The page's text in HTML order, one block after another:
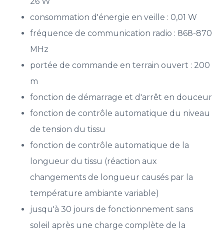
consommation d'énergie en veille : 0,01 W
fréquence de communication radio : 868-870
MHz
portée de commande en terrain ouvert : 200
m
fonction de démarrage et d'arrêt en douceur
fonction de contrôle automatique du niveau
de tension du tissu
fonction de contrôle automatique de la
longueur du tissu (réaction aux
changements de longueur causés par la
température ambiante variable)
jusqu'à 30 jours de fonctionnement sans
soleil après une charge complète de la